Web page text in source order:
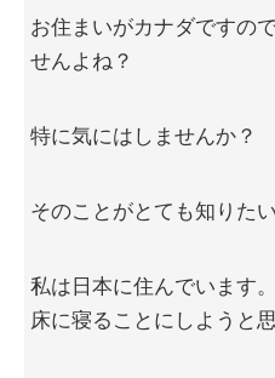
お住まいがカナダですの
せんよね？
特に気にはしませんか？
そのことがとても知りた
私は日本に住んでいます
床に寝ることにしようと